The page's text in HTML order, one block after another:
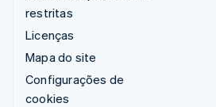
restritas
Licenças
Mapa do site
Configurações de
cookies